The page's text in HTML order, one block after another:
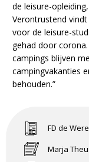
de leisure-
Verontrustend
voor de leisure-
gehad door
campings blijven
campingvakanties
behouden.”
FD de
Marja